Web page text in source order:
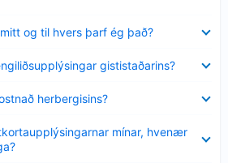
og til hvers þarf ég það?
gististaðarins?
herbergisins?
mínar, hvenær